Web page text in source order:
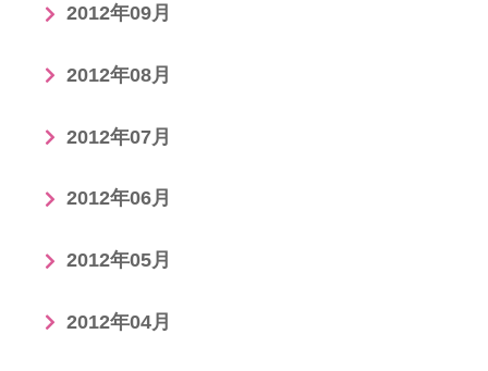
2012年09月
2012年08月
2012年07月
2012年06月
2012年05月
2012年04月